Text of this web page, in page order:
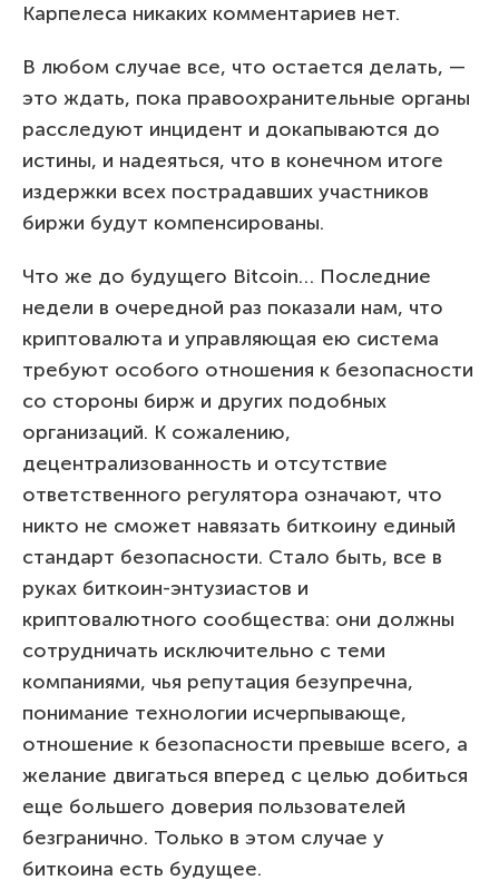
Карпелеса никаких комментариев нет.
В любом случае все, что остается делать, —
это ждать, пока правоохранительные органы
расследуют инцидент и докапываются до
истины, и надеяться, что в конечном итоге
издержки всех пострадавших участников
биржи будут компенсированы.
Что же до будущего Bitcoin… Последние
недели в очередной раз показали нам, что
криптовалюта и управляющая ею система
требуют особого отношения к безопасности
со стороны бирж и других подобных
организаций. К сожалению,
децентрализованность и отсутствие
ответственного регулятора означают, что
никто не сможет навязать биткоину единый
стандарт безопасности. Стало быть, все в
руках биткоин-энтузиастов и
криптовалютного сообщества: они должны
сотрудничать исключительно с теми
компаниями, чья репутация безупречна,
понимание технологии исчерпывающе,
отношение к безопасности превыше всего, а
желание двигаться вперед с целью добиться
еще большего доверия пользователей
безгранично. Только в этом случае у
биткоина есть будущее.